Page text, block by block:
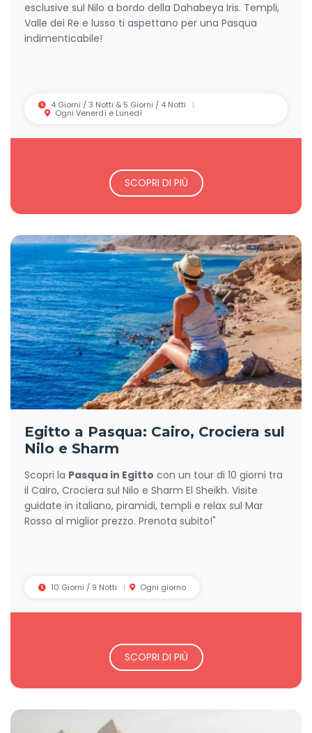
esclusive sul Nilo a bordo della Dahabeya Iris. Templi,
Valle dei Re e lusso ti aspettano per una Pasqua
indimenticabile!
4 Giorni / 3 Notti & 5 Giorni / 4 Notti
Ogni Venerdì e Lunedì
SCOPRI DI PIÙ
Egitto a Pasqua: Cairo, Crociera sul
Nilo e Sharm
Scopri la Pasqua in Egitto con un tour di 10 giorni tra
il Cairo, Crociera sul Nilo e Sharm El Sheikh. Visite
guidate in italiano, piramidi, templi e relax sul Mar
Rosso al miglior prezzo. Prenota subito!"
10 Giorni / 9 Notti Ogni giorno
SCOPRI DI PIÙ